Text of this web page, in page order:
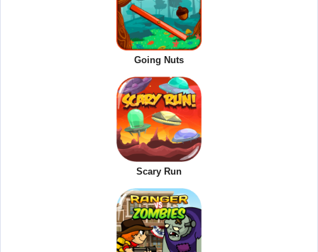
Going Nuts
Scary Run